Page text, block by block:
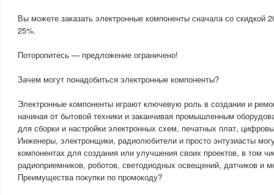
Вы можете заказать электронные компоненты сначала со скидкой
25%.
Поторопитесь — предложение ограничено!
Зачем могут понадобиться электронные компоненты?
Электронные компоненты играют ключевую роль в создании и
начиная от бытовой техники и заканчивая промышленным
для сборки и настройки электронных схем, печатных плат,
Инженеры, электронщики, радиолюбители и просто энтузиасты
компонентах для создания или улучшения своих проектов, в том
радиоприемников, роботов, светодиодных освещений, датчиков и
Преимущества покупки по промокоду?